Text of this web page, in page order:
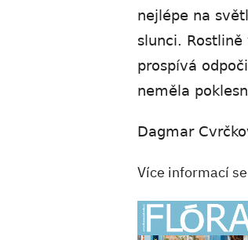
nejlépe na
slunci.
prospívá
neměla
Dagmar
Více informací